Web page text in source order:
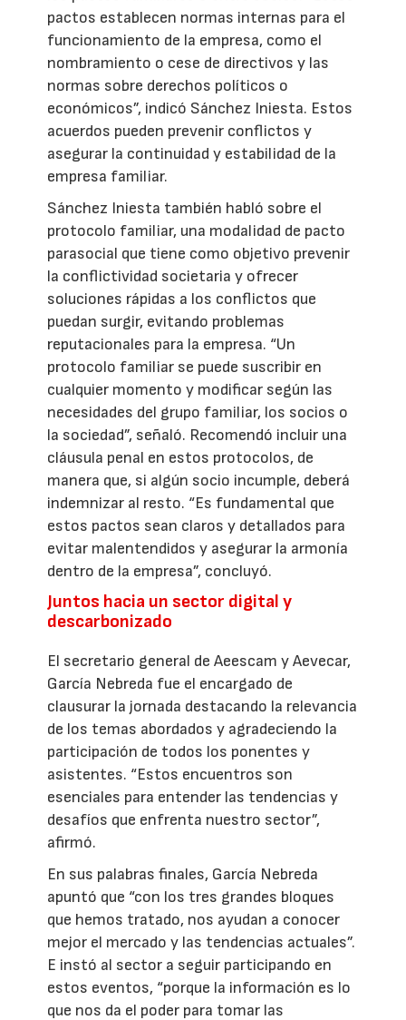
pactos establecen normas internas para el
funcionamiento de la empresa, como el
nombramiento o cese de directivos y las
normas sobre derechos políticos o
económicos”, indicó Sánchez Iniesta. Estos
acuerdos pueden prevenir conflictos y
asegurar la continuidad y estabilidad de la
empresa familiar.
Sánchez Iniesta también habló sobre el
protocolo familiar, una modalidad de pacto
parasocial que tiene como objetivo prevenir
la conflictividad societaria y ofrecer
soluciones rápidas a los conflictos que
puedan surgir, evitando problemas
reputacionales para la empresa. “Un
protocolo familiar se puede suscribir en
cualquier momento y modificar según las
necesidades del grupo familiar, los socios o
la sociedad”, señaló. Recomendó incluir una
cláusula penal en estos protocolos, de
manera que, si algún socio incumple, deberá
indemnizar al resto. “Es fundamental que
estos pactos sean claros y detallados para
evitar malentendidos y asegurar la armonía
dentro de la empresa”, concluyó.
Juntos hacia un sector digital y
descarbonizado
El secretario general de Aeescam y Aevecar,
García Nebreda fue el encargado de
clausurar la jornada destacando la relevancia
de los temas abordados y agradeciendo la
participación de todos los ponentes y
asistentes. “Estos encuentros son
esenciales para entender las tendencias y
desafíos que enfrenta nuestro sector”,
afirmó.
En sus palabras finales, García Nebreda
apuntó que “con los tres grandes bloques
que hemos tratado, nos ayudan a conocer
mejor el mercado y las tendencias actuales”.
E instó al sector a seguir participando en
estos eventos, “porque la información es lo
que nos da el poder para tomar las